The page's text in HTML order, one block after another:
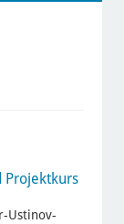
Projektkurs
Ustinov-